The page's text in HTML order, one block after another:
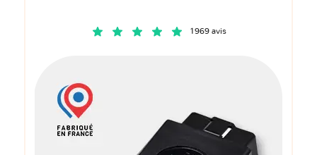
1969 avis